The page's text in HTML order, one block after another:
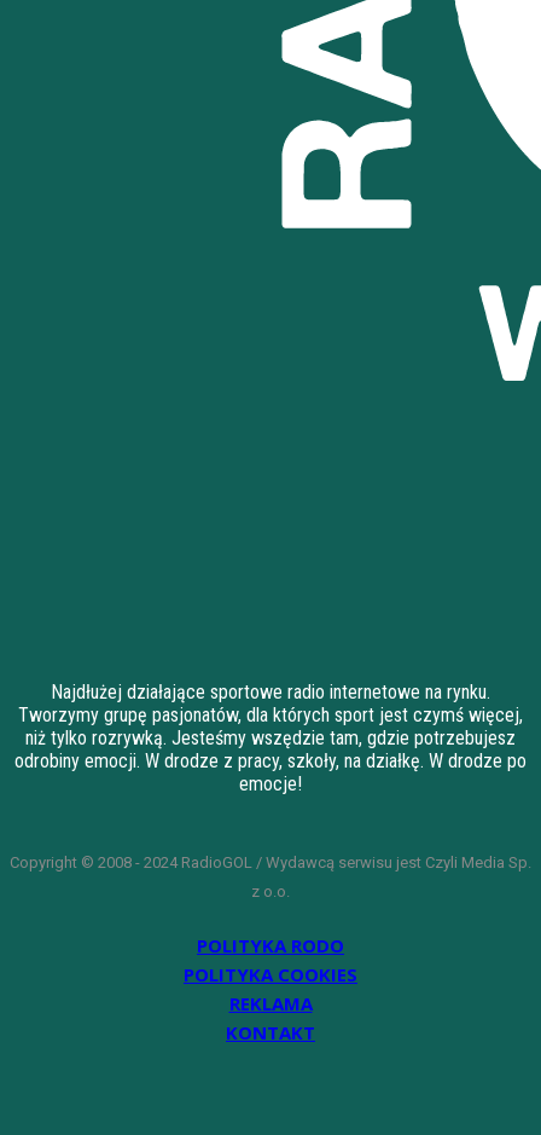
Najdłużej działające sportowe radio internetowe na rynku.
Tworzymy grupę pasjonatów, dla których sport jest czymś więcej,
niż tylko rozrywką. Jesteśmy wszędzie tam, gdzie potrzebujesz
odrobiny emocji. W drodze z pracy, szkoły, na działkę. W drodze po
emocje!
Copyright © 2008 - 2024 RadioGOL / Wydawcą serwisu jest Czyli Media Sp.
z o.o.
POLITYKA RODO
POLITYKA COOKIES
REKLAMA
KONTAKT